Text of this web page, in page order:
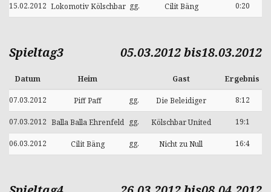
15.02.2012 Lokomotiv Kölschbar gg. Cilit Bäng 0:20
Spieltag3 05.03.2012 bis18.03.2012
Datum Heim Gast Ergebnis
07.03.2012 Piff Paff gg. Die Beleidiger 8:12
07.03.2012 Balla Balla Ehrenfeld gg. Kölschbar United 19:1
06.03.2012 Cilit Bäng gg. Nicht zu Null 16:4